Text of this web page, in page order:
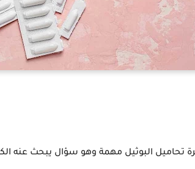
تحاميل البوثيل مهمة وهو سؤال يبحث عنه